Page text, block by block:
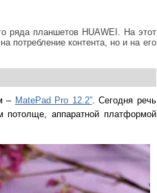
ряда планшетов HUAWEI. На этот
потребление контента, но и на его
– MatePad Pro 12.2”. Сегодня речь
аппаратной платформой